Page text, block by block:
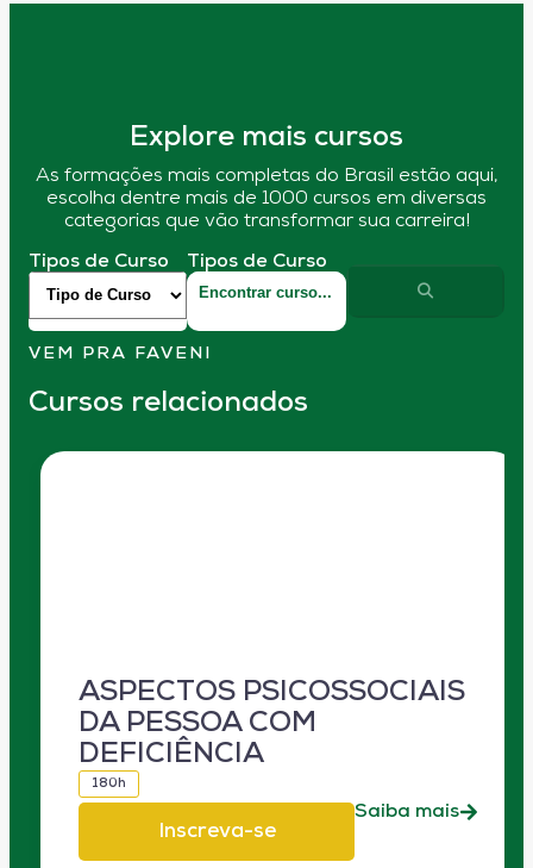
Explore mais cursos
As formações mais completas do Brasil estão aqui,
escolha dentre mais de 1000 cursos em diversas
categorias que vão transformar sua carreira!
Tipos de Curso Tipos de Curso
VEM PRA FAVENI
Cursos relacionados
ASPECTOS PSICOSSOCIAIS
DA PESSOA COM
DEFICIÊNCIA
180h
Inscreva-se
Saiba mais